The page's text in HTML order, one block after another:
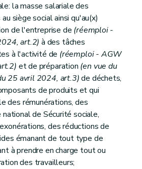
la masse salariale des
siège social ainsi qu'au(x)
de l'entreprise de (réemploi -
art.2) à des tâches
à l'activité de (réemploi - AGW
et de préparation (en vue du
25 avril 2024, art.3)de déchets,
de produits et qui
des rémunérations, des
de Sécurité sociale,
des réductions de
émanant de tout type de
à prendre en charge tout ou
des travailleurs;